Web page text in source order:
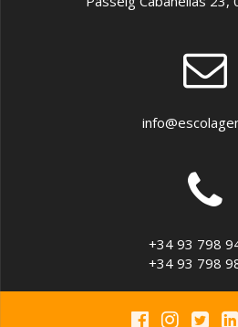
+34 93 798
+34 93 798